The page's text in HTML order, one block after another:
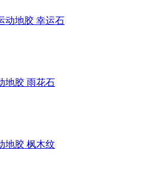
动地胶 幸运石
地胶 雨花石
地胶 枫木纹